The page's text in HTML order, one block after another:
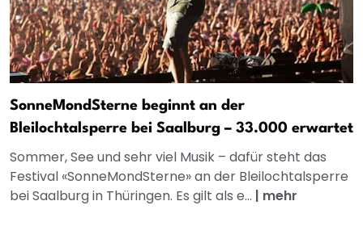
SonneMondSterne beginnt an der
Bleilochtalsperre bei Saalburg – 33.000 erwartet
Sommer, See und sehr viel Musik – dafür steht das
Festival «SonneMondSterne» an der Bleilochtalsperre
bei Saalburg in Thüringen. Es gilt als e... | mehr